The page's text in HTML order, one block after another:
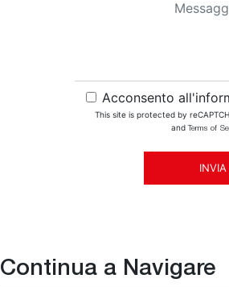
Acconsento
This site is protected by
and Terms of
INVIA
Continua a Navigare